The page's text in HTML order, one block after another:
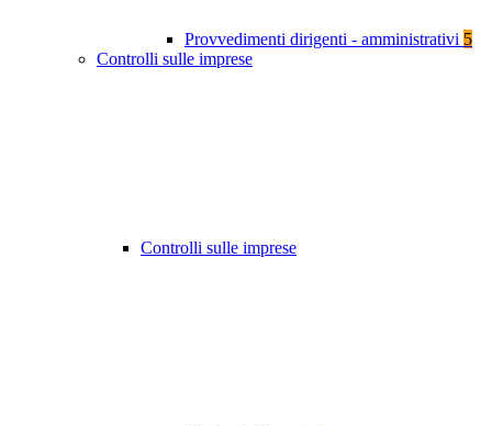
Provvedimenti dirigenti - amministrativi 5
Controlli sulle imprese
Controlli sulle imprese